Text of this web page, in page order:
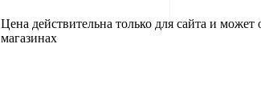
Цена действительна только для сайта и
магазинах